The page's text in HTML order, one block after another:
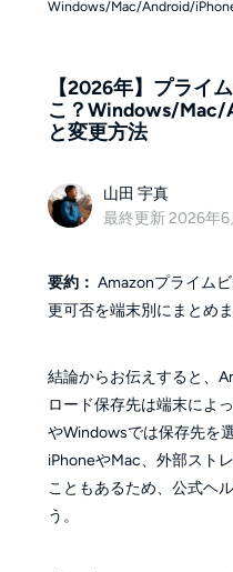
Windows/Mac/Android/
【2026年】プライ
こ？Windows/
と変更方法
山田 宇真
最終更新 2026年6
要約： Amazonプライム
更可否を端末別にまとめま
結論からお伝えすると、
ロード保存先は端末によ
やWindowsでは保存先を
iPhoneやMac、外部スト
こともあるため、公式ヘ
う。